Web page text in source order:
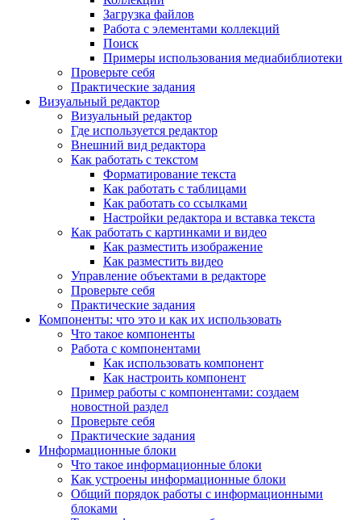
Загрузка файлов
Работа с элементами коллекций
Поиск
Примеры использования медиабиблиотеки
Проверьте себя
Практические задания
Визуальный редактор
Визуальный редактор
Где используется редактор
Внешний вид редактора
Как работать с текстом
Форматирование текста
Как работать с таблицами
Как работать со ссылками
Настройки редактора и вставка текста
Как работать с картинками и видео
Как разместить изображение
Как разместить видео
Управление объектами в редакторе
Проверьте себя
Практические задания
Компоненты: что это и как их использовать
Что такое компоненты
Работа с компонентами
Как использовать компонент
Как настроить компонент
Пример работы с компонентами: создаем
новостной раздел
Проверьте себя
Практические задания
Информационные блоки
Что такое информационные блоки
Как устроены информационные блоки
Общий порядок работы с информационными
блоками